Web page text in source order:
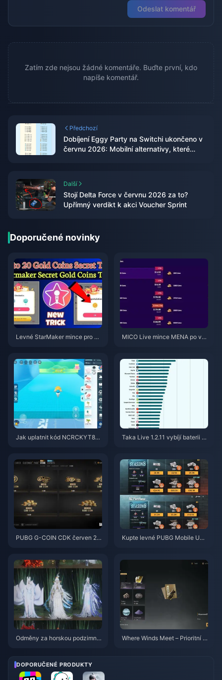
Odeslat komentář
Zatím zde nejsou žádné komentáře. Buďte první, kdo
napíše komentář.
Předchozí
Dobíjení Eggy Party na Switchi ukončeno v
červnu 2026: Mobilní alternativy, které
Další
Stojí Delta Force v červnu 2026 za to?
Upřímný verdikt k akci Voucher Sprint
Doporučené novinky
Levné StarMaker mince pro ko
MICO Live mince MENA po ver
Jak uplatnit kód NCRCKYT8EF
Taka Live 1.2.11 vybíjí baterii př
PUBG G-COIN CDK červen 20
Kupte levné PUBG Mobile UC
jlepší balíčky a bezpečné dobit
Odměny za horskou podzimní
í seznam, měna a priorita
Where Winds Meet – Prioritní k
DOPORUČENÉ PRODUKTY